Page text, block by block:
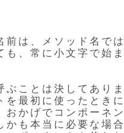
前 は 、 メ ソ ッ ド 名 で は
も 、 常 に 小文 字 で始 ま
ぶ こ と は 決 し て あ り ま
を 最 初 に 使 っ た と き に
お か げ で コ ン ポ ー ネ ン
か も 本 当 に 必要 な 場合